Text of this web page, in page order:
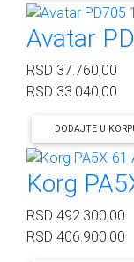
Avatar
RSD 37.760,00
RSD 33.040,00
DODAJTE U
Korg
RSD 492.300,00
RSD 406.900,00